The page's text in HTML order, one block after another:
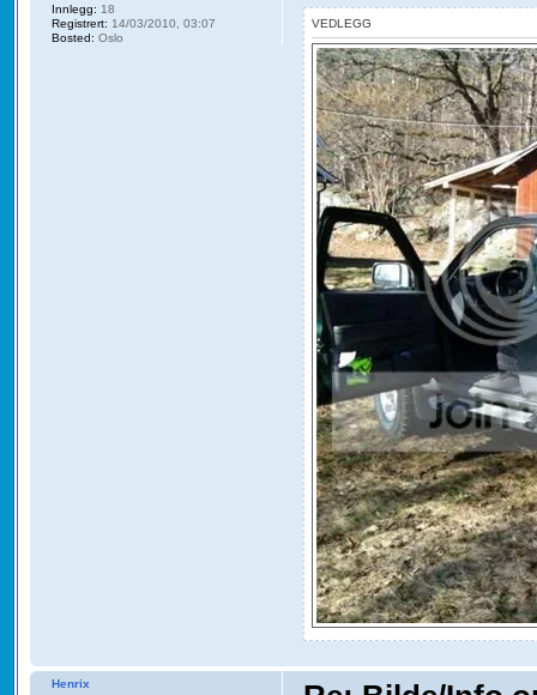
VEDLEGG
Innlegg: 18
Registrert: 14/03/2010, 03:07
Bosted: Oslo
Henrix